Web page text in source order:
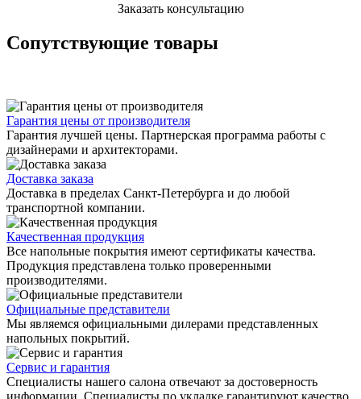
Заказать консультацию
Сопутствующие товары
Гарантия цены от производителя
Гарантия лучшей цены. Партнерская программа работы с
дизайнерами и архитекторами.
Доставка заказа
Доставка в пределах Санкт-Петербурга и до любой
транспортной компании.
Качественная продукция
Все напольные покрытия имеют сертификаты качества.
Продукция представлена только проверенными
производителями.
Официальные представители
Мы являемся официальными дилерами представленных
напольных покрытий.
Сервис и гарантия
Специалисты нашего салона отвечают за достоверность
информации. Специалисты по укладке гарантируют качество